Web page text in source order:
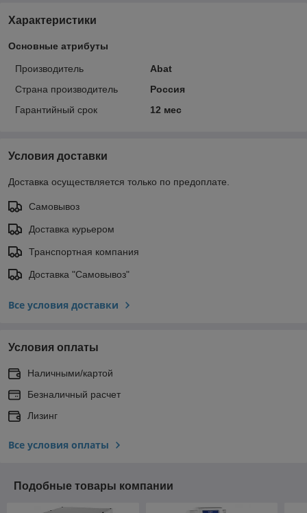
Характеристики
Основные атрибуты
Производитель
Abat
Страна производитель
Россия
Гарантийный срок
12 мес
Условия доставки
Доставка осуществляется только по предоплате.
Самовывоз
Доставка курьером
Транспортная компания
Доставка "Самовывоз"
Все условия доставки
Условия оплаты
Наличными/картой
Безналичный расчет
Лизинг
Все условия оплаты
Подобные товары компании